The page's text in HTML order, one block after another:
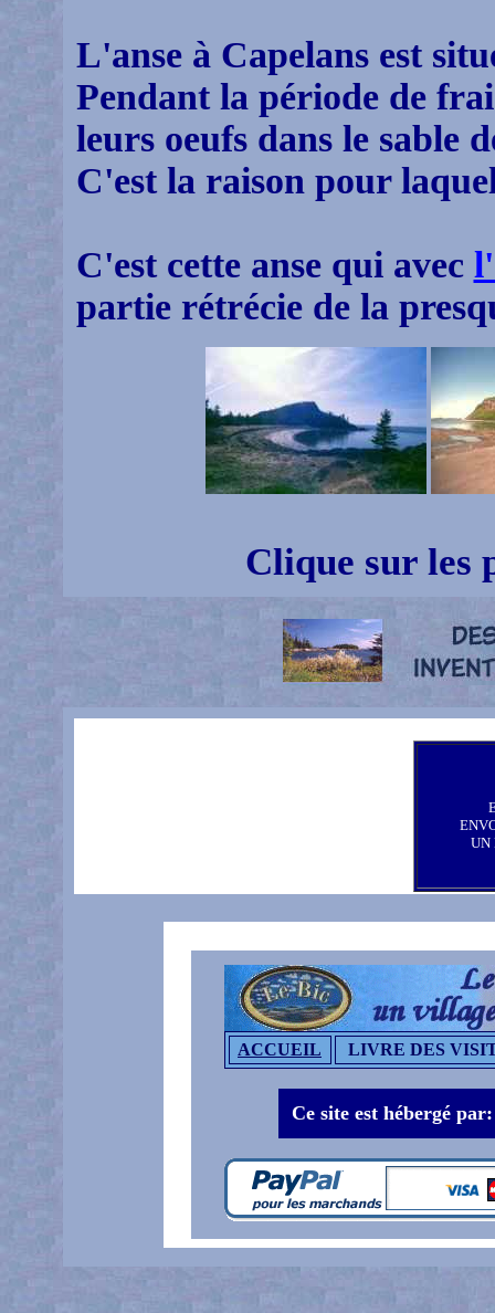
L'anse à Capelans est
Pendant la période de
leurs oeufs dans le sable
C'est la raison pour
C'est cette anse qui avec
partie rétrécie de la
Clique sur les
UN
ACCUEIL LIVRE DES
Ce site est hébergé par: